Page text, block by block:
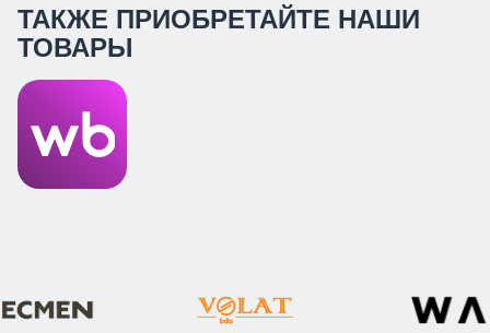
ТАКЖЕ ПРИОБРЕТАЙТЕ НАШИ
ТОВАРЫ